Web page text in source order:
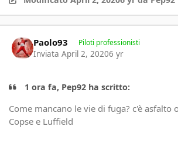
Paolo93 Piloti professionisti
Inviata April 2, 20206 yr
1 ora fa, Pep92 ha scritto:
Come mancano le vie di fuga? c'è asfalto
Copse e Luffield